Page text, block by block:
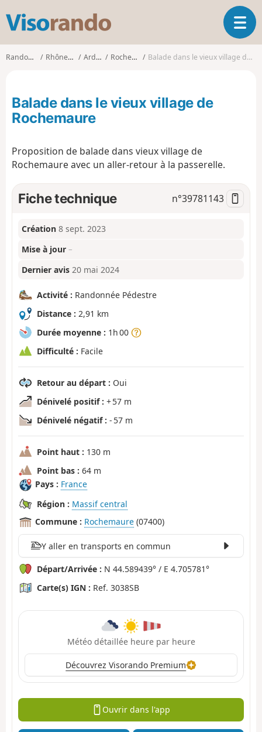
s
o
d
O
u
a
Randonnées Rhône-Alpes Ardèche Rochemaure Balade dans le vieux village de Rochemaure
Balade dans le vieux village de
Rochemaure
Proposition de balade dans vieux village de
Rochemaure avec un aller-retour à la passerelle.
Fiche technique n°39781143
Création 8 sept. 2023
Mise à jour –
Dernier avis 20 mai 2024
Activité : Randonnée Pédestre
Distance : 2,91 km
Durée moyenne : 1h 00
Difficulté : Facile
Retour au départ : Oui
Dénivelé positif : + 57 m
Dénivelé négatif : - 57 m
Point haut : 130 m
Point bas : 64 m
Pays : France
Région : Massif central
Commune : Rochemaure (07400)
Y aller en transports en commun
Départ/Arrivée : N 44.589439° / E 4.705781°
Carte(s) IGN : Ref. 3038SB
Météo détaillée heure par heure
Découvrez Visorando Premium
Ouvrir dans l'app